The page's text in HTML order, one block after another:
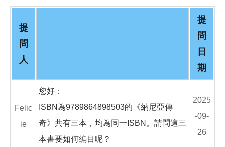
k
提
問
人
提
問
日
期
Felic
ie
您好：
ISBN為9789864898503的《納尼亞傳
奇》共有三本，均為同一ISBN。請問這三
本書要如何編目呢？
2025
-09-
26